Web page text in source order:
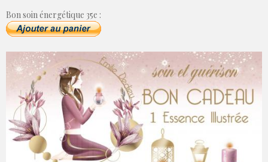
Bon soin énergétique 35e :